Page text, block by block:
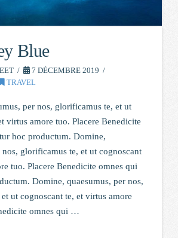
Blue
7 DÉCEMBRE 2019
TRAVEL
per nos, glorificamus te, et ut
virtus amore tuo. Placere Benedicite
hoc productum. Domine,
nos, glorificamus te, et ut cognoscant
tuo. Placere Benedicite omnes qui
Domine, quaesumus, per nos,
ut cognoscant te, et virtus amore
omnes qui …